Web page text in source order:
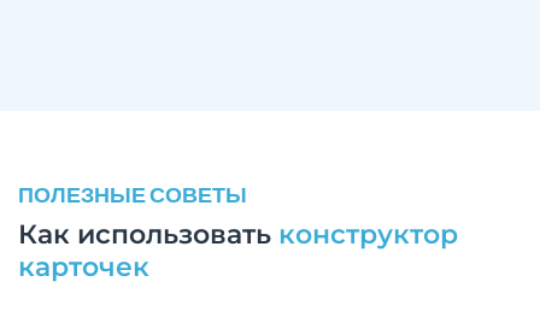
ПОЛЕЗНЫЕ СОВЕТЫ
Как использовать конструктор
карточек